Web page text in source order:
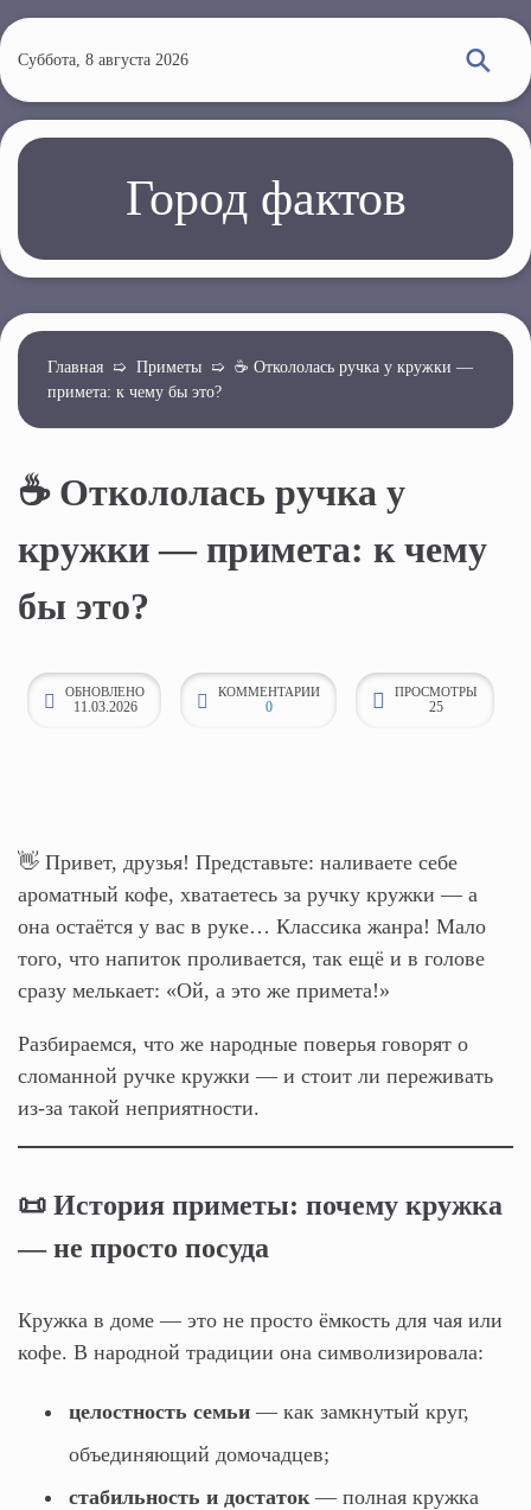
е
р
й
о
н
Суббота, 8 августа 2026
Город фактов
Главная ➯ Приметы ➯ ☕ Откололась ручка у кружки —
примета: к чему бы это?
☕ Откололась ручка у
кружки — примета: к чему
бы это?
ОБНОВЛЕНО
11.03.2026
КОММЕНТАРИИ
0
ПРОСМОТРЫ
25
👋 Привет, друзья! Представьте: наливаете себе
ароматный кофе, хватаетесь за ручку кружки — а
она остаётся у вас в руке… Классика жанра! Мало
того, что напиток проливается, так ещё и в голове
сразу мелькает: «Ой, а это же примета!»
Разбираемся, что же народные поверья говорят о
сломанной ручке кружки — и стоит ли переживать
из‑за такой неприятности.
📜 История приметы: почему кружка
— не просто посуда
Кружка в доме — это не просто ёмкость для чая или
кофе. В народной традиции она символизировала:
целостность семьи — как замкнутый круг,
объединяющий домочадцев;
стабильность и достаток— полная кружка